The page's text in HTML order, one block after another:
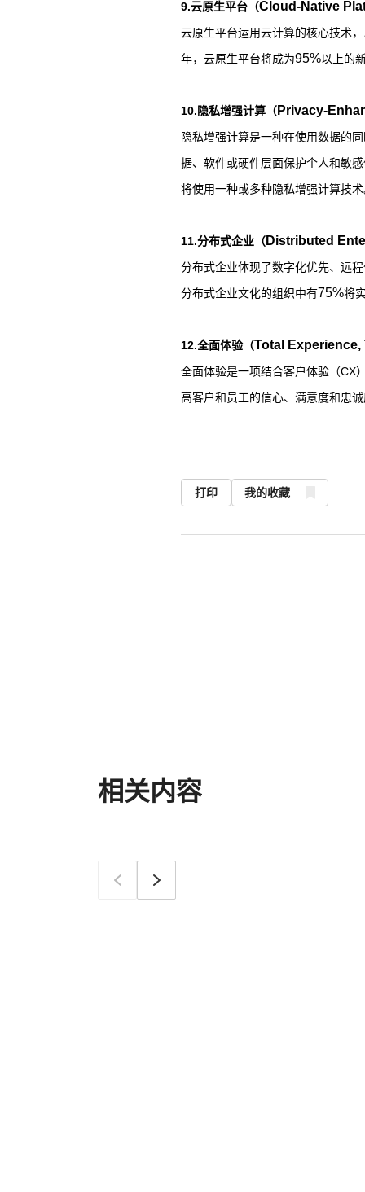
9.云原生平台（Cloud-Native
云原生平台运用云计算的核心技术
年，云原生平台将成为95%以上的
10.隐私增强计算（Privacy-
隐私增强计算是一种在使用数据的
据、软件或硬件层面保护个人和敏
将使用一种或多种隐私增强计算技
11.分布式企业（Distributed
分布式企业体现了数字化优先、远
分布式企业文化的组织中有75%将
12.全面体验（Total Experience,
全面体验是一项结合客户体验（CX
高客户和员工的信心、满意度和忠
打印 我的收藏
相关内容
이전 确定